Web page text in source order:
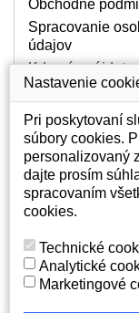
Obchodné
Spracovanie
údajov
Kde nás nájdete
Váš účet
Váš účet
Osobné
Adresy
Nastavenie
Pri poskytovaní
súbory cookies.
personalizovaný
dajte prosím
spracovaním
cookies.
Technické
Analytické
Marketingové